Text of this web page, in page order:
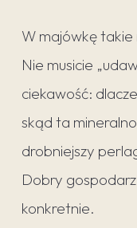
W majówkę
Nie musicie
ciekawość:
skąd ta
drobniejszy
Dobry
konkretnie.